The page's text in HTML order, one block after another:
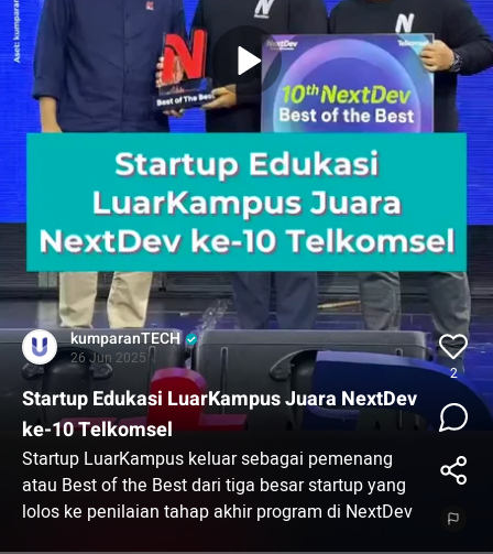
kumparanTECH
26 Jun 2025
Startup Edukasi LuarKampus Juara NextDev
ke-10 Telkomsel
Startup LuarKampus keluar sebagai pemenang
atau Best of the Best dari tiga besar startup yang
lolos ke penilaian tahap akhir program di NextDev
2